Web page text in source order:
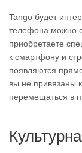
Tango будет
телефона можно
приобретаете
к смартфону и
появляются
вы не привязаны
перемещаться в